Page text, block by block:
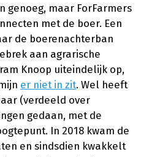
genoeg, maar ForFarmers
met de boer. Een
de boerenachterban
aan agrarische
Knoop uiteindelijk op,
er niet in zit. Wel heeft
(verdeeld over
gedaan, met de
In 2018 kwam de
en sindsdien kwakkelt